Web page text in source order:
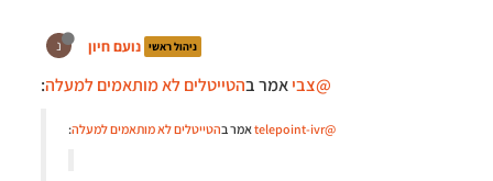
נ נועם חיון ניהול ראשי
@צביאמר בהטייטלים לא מותאמים למעלה:
@telepoint-ivr אמר בהטייטלים לא מותאמים למעלה: